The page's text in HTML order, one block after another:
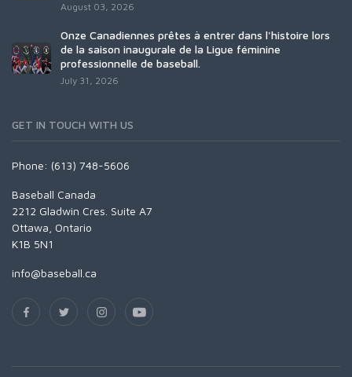
August 03, 2026
Onze Canadiennes prêtes à entrer dans l'histoire lors
de la saison inaugurale de la Ligue féminine
professionnelle de baseball.
July 31, 2026
GET IN TOUCH WITH US
Phone: (613) 748-5606
Baseball Canada
2212 Gladwin Cres. Suite A7
Ottawa, Ontario
K1B 5N1
info@baseball.ca